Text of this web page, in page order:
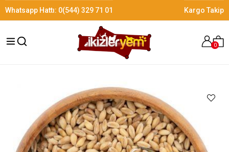
Whatsapp Hattı: 0(544) 329 71 01 Kargo Takip
0